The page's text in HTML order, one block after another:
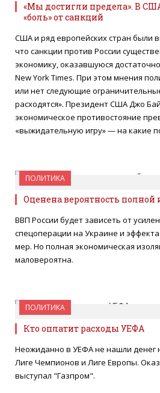
«Мы достигли предела». В
«боль» от санкций
США и ряд европейских стран были
что санкции против России
экономику, оказавшуюся
New York Times. При этом мнения
или нет следующие
расходятся». Президент США Джо
экономическое противостояние
«выжидательную игру» — на какие
ПОЛИТИКА
16 МАЯ 2022
Оценена вероятность полной
ВВП России будет зависеть от
спецоперации на Украине и
мер. Но полная экономическая
маловероятна.
ПОЛИТИКА
10 МАРТА 2022
Кто оплатит расходы УЕФА
Неожиданно в УЕФА не нашли денег
Лиге Чемпионов и Лиге Европы.
выступал "Газпром".